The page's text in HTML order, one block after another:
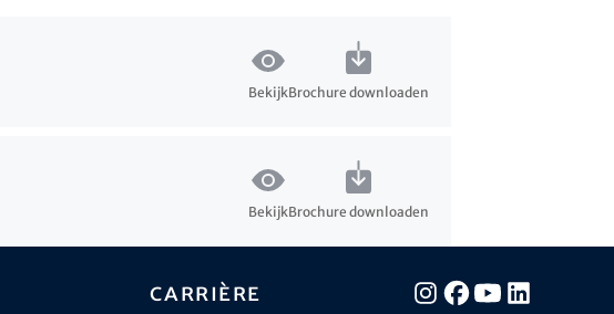
BekijkBrochure downloaden
BekijkBrochure downloaden
Carrière